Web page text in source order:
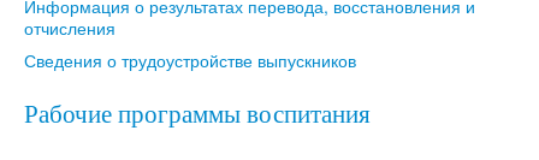
Информация о результатах перевода, восстановления и
отчисления
Сведения о трудоустройстве выпускников
Рабочие программы воспитания